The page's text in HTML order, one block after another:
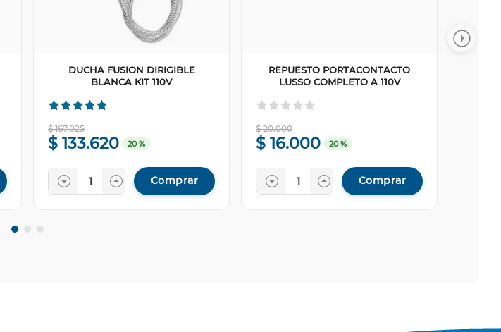
DUCHA FUSION DIRIGIBLE
BLANCA KIT 110V
$ 167.025
$ 133.620 20 %
Comprar
REPUESTO PORTACONTACTO
LUSSO COMPLETO A 110V
$ 20.000
$ 16.000 20 %
Comprar